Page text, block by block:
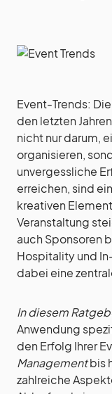
Event-Trends: Die
den letzten
nicht nur darum,
organisieren,
unvergessliche
erreichen, sind
kreativen
Veranstaltung
auch Sponsoren
Hospitality und
dabei eine
In diesem
Anwendung
den Erfolg Ihrer
Managementbis
zahlreiche